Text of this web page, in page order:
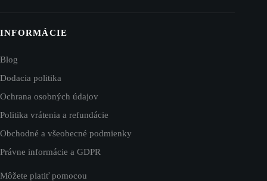
INFORMÁCIE
Blog
Dodacia politika
Ochrana osobných údajov
Politika vrátenia a refundácie
Obchodné a všeobecné podmienky
Právne informácie a GDPR
Môžete platiť pomocou